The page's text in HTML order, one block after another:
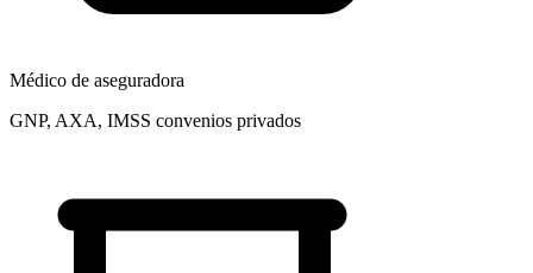
Médico de aseguradora
GNP, AXA, IMSS convenios privados